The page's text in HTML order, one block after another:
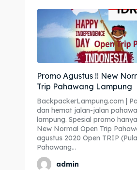
Promo Agustus !! New
Trip Pahawang Lampung
BackpackerLampung.com |
dan hemat jalan-jalan
lampung. Spesial promo
New Normal Open Trip
agustus 2020 Open TRIP (Pulau
Pahawang...
admin